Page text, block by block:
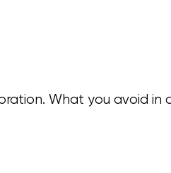
What you avoid in